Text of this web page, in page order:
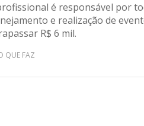
é responsável por
e realização de
R$ 6 mil.
QUE FAZ